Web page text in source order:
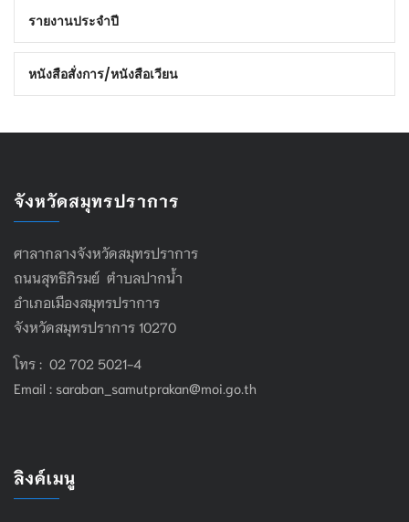
รายงานประจำปี
หนังสือสั่งการ/หนังสือเวียน
จังหวัดสมุทรปราการ
ศาลากลางจังหวัดสมุทรปราการ
ถนนสุทธิภิรมย์ ตำบลปากน้ำ
อำเภอเมืองสมุทรปราการ
จังหวัดสมุทรปราการ 10270
โทร : 02 702 5021-4
Email : saraban_samutprakan@moi.go.th
ลิงค์เมนู